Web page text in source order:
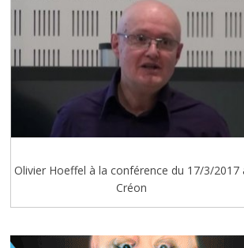
Olivier Hoeffel à la conférence du 17/3/2017
Créon